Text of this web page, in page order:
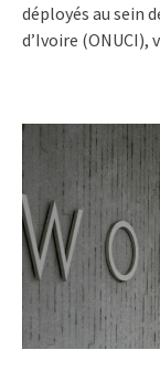
déployés au sein
d’Ivoire (ONUCI),